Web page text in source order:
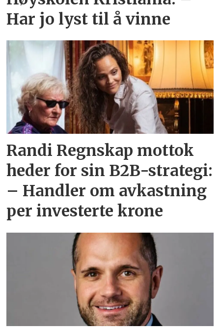
Har jo lyst til å vinne
Randi Regnskap mottok
heder for sin B2B-strategi:
– Handler om avkastning
per investerte krone